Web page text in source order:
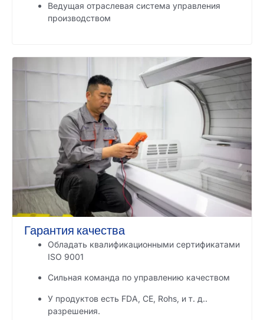
Ведущая отраслевая система управления
производством
Гарантия качества
Обладать квалификационными сертификатами
ISO 9001
Сильная команда по управлению качеством
У продуктов есть FDA, CE, Rohs, и т. д..
разрешения.